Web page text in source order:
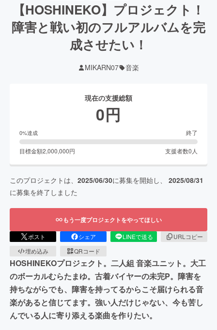
【HOSHINEKO】プロジェクト！
障害と戦い初のフルアルバムを完
成させたい！
MIKARN07 音楽
現在の支援総額
0円
0%達成 終了
目標金額2,000,000円 支援者数0 人
このプロジェクトは、 2025/06/30に募集を開始し、 2025/08/31
に募集を終了しました
もう一度プロジェクトをやってほしい
ポスト シェア LINEで送る
URLコピー
埋め込み
QRコード
HOSHINEKOプロジェクト。二人組 音楽ユニット。大工
のボーカルむらたまゆ。古着バイヤーの未完P。障害を
持ちながらでも、障害を持ってるからこそ届けられる音
楽があると信じてます。強い人だけじゃない、今も苦し
んでいる人に寄り添える楽曲を作りたい。